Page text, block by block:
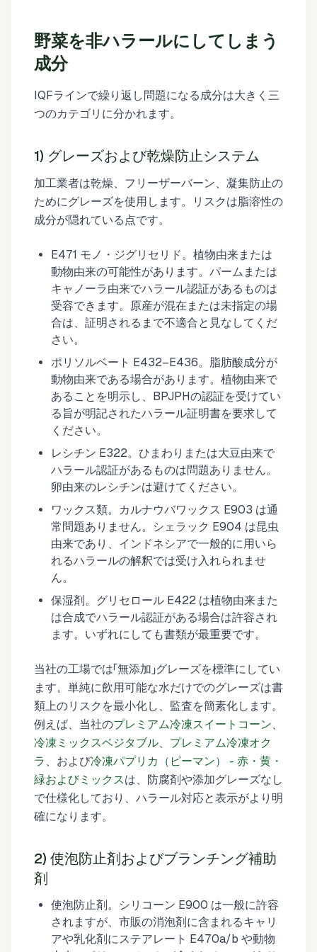
野菜を非ハラールにしてしまう
成分
IQFラインで繰り返し問題になる成分は大きく三
つのカテゴリに分かれます。
1) グレーズおよび乾燥防止システム
加工業者は乾燥、フリーザーバーン、凝集防止の
ためにグレーズを使用します。リスクは脂溶性の
成分が隠れている点です。
E471 モノ・ジグリセリド。植物由来または
動物由来の可能性があります。パームまたは
キャノーラ由来でハラール認証があるものは
受容できます。原産が混在または未指定の場
合は、証明されるまで不適合と見なしてくだ
さい。
ポリソルベート E432–E436。脂肪酸成分が
動物由来である場合があります。植物由来で
あることを明示し、BPJPHの認証を受けてい
る旨が明記されたハラール証明書を要求して
ください。
レシチン E322。ひまわりまたは大豆由来で
ハラール認証があるものは問題ありません。
卵由来のレシチンは避けてください。
ワックス類。カルナウバワックス E903 は通
常問題ありません。シェラック E904 は昆虫
由来であり、インドネシアで一般的に用いら
れるハラールの解釈では受け入れられませ
ん。
保湿剤。グリセロール E422 は植物由来また
は合成でハラール認証がある場合は許容され
ます。いずれにしても書類が最重要です。
当社の工場では「無添加」グレーズを標準にしてい
ます。単純に飲用可能な水だけでのグレーズは書
類上のリスクを最小化し、監査を簡素化します。
例えば、当社のプレミアム冷凍スイートコーン、
冷凍ミックスベジタブル、 プレミアム冷凍オク
ラ 、および冷凍パプリカ（ピーマン） - 赤・黄・
緑およびミックスは、防腐剤や添加グレーズなし
で仕様化しており、ハラール対応と表示がより明
確になります。
2) 使泡防止剤およびブランチング補助
剤
使泡防止剤。シリコーン E900 は一般に許容
されますが、市販の消泡剤に含まれるキャリ
アや乳化剤にステアレート E470a/b や動物